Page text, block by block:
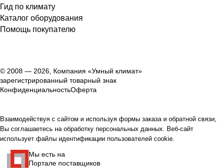
Гид по климату
Каталог оборудования
Помощь покупателю
© 2008 — 2026, Компания «Умный климат»
зарегистрированный товарный знак
КонфиденциальностьОферта
Взаимодействуя с сайтом и используя формы заказа и обратной связи,
Вы соглашаетесь на обработку персональных данных. Веб-сайт
использует файлы идентификации пользователей cookie.
Мы есть на
Портале поставщиков